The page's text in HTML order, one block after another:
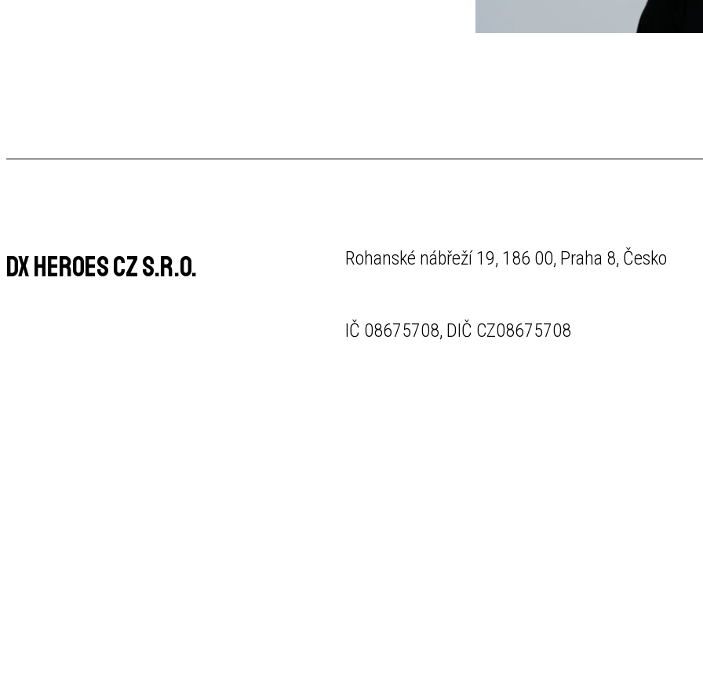
DX Heroes CZ s.r.o. Rohanské nábřeží 19, 186 00, Praha 8, Česko
IČ 08675708, DIČ CZ08675708